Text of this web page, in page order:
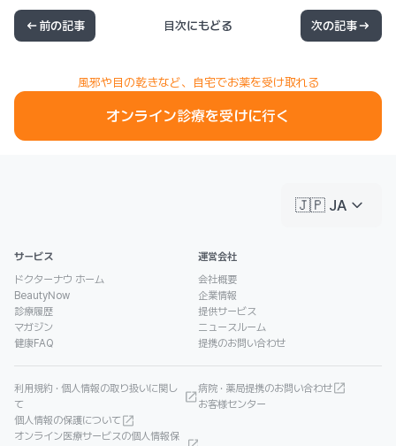
前の記事 目次にもどる 次の記事
風邪や目の乾きなど、自宅でお薬を受け取れる
オンライン診療を受けに行く
🇯🇵 JA keyboard_arrow_down
サービス
ドクターナウ ホーム
BeautyNow
診療履歴
マガジン
健康FAQ
運営会社
会社概要
企業情報
提供サービス
ニュースルーム
提携のお問い合わせ
利用規約 · 個人情報の取り扱いに関し
て
個人情報の保護について
オンライン医療サービスの個人情報保
病院 · 薬局提携のお問い合わせ
お客様センター